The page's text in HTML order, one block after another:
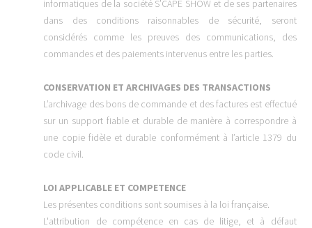
informatiques de la société S’CAPE SHOW et de ses partenaires
dans des conditions raisonnables de sécurité, seront
considérés comme les preuves des communications, des
commandes et des paiements intervenus entre les parties.
CONSERVATION ET ARCHIVAGES DES TRANSACTIONS
L’archivage des bons de commande et des factures est effectué
sur un support fiable et durable de manière à correspondre à
une copie fidèle et durable conformément à l’article 1379 du
code civil.
LOI APPLICABLE ET COMPETENCE
Les présentes conditions sont soumises à la loi française.
L'attribution de compétence en cas de litige, et à défaut